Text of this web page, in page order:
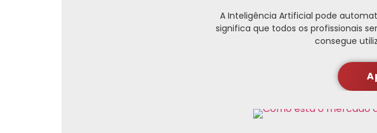
A Inteligência Artificial pode
significa que todos os profissionais
consegue